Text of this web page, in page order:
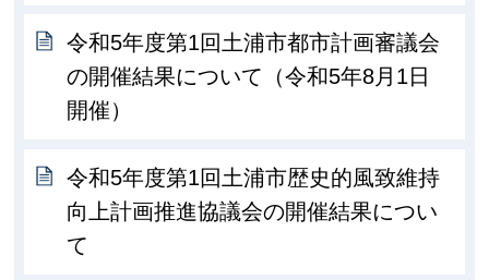
令和5年度第1回土浦市都市計画審議会
の開催結果について（令和5年8月1日
開催）
令和5年度第1回土浦市歴史的風致維持
向上計画推進協議会の開催結果につい
て